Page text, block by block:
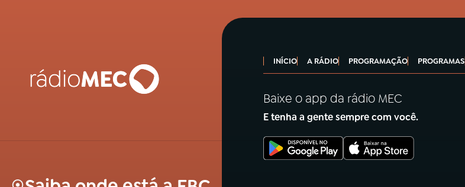
INÍCIO A RÁDIO PROGRAMAÇÃO PROGRAMAS
Baixe o app da rádio MEC
E tenha a gente sempre com você.